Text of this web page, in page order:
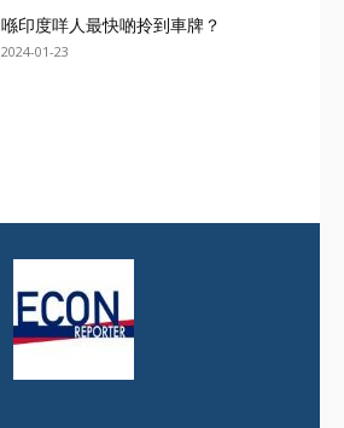
喺印度咩人最快啲拎到車牌？
2024-01-23